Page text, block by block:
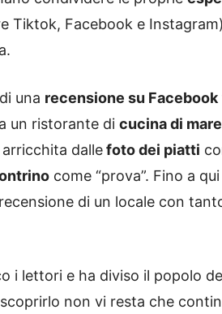
Tiktok, Facebook e
una recensione su Facebook
un ristorante di cucina di mare
dallefoto dei piatti
come “prova”. Fino a
di un locale con
i lettori e ha diviso il popolo
non vi resta che